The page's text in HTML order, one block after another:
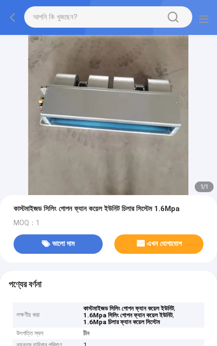
1/1
কাস্টমাইজড সিলিং গোপন ফ্যান কয়েল ইউনিট চিলার সিস্টেম 1.6Mpa
MOQ：1
ভালো দাম এখন যোগাযোগ
পণ্যের বর্ণনা
লক্ষণীয় করা
কাস্টমাইজড সিলিং গোপন ফ্যান কয়েল ইউনিট,
1.6Mpa সিলিং গোপন ফ্যান কয়েল ইউনিট,
1.6Mpa চিলার ফ্যান কয়েল সিস্টেম
উৎপত্তি স্থল
চীন